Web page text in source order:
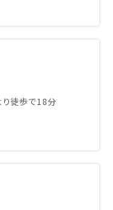
り徒歩で18分